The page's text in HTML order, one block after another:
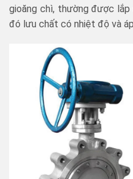
gioăng chì, thường được
đó lưu chất có nhiệt độ và